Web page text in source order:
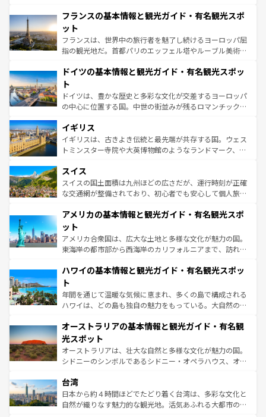
なお、新着のイタリア情報はコンテンツ一覧を参照してほ
しい。
文化が根付くこの国では、情熱的なフラメンコ、熱気あふ
れる闘牛、そして美味しいタパスが生活の一部となってい
る。首都マドリードの洗練された雰囲気や、バルセロナの
アートに溢れた街角から、地方では古代ローマ遺跡や中世
せる。地方によって風土や気候が異なるスペインはその個
ンテンツ一覧 を参照してほしい。
フランスの基本情報と観光ガイド・有名観光スポ
ット
フランスは、世界中の旅行者を魅了し続けるヨーロッパ屈
指の観光地だ。首都パリのエッフェル塔やルーブル美術館
で、幅広い魅力が詰まっている。華麗な宮殿、歴史的な大
聖堂、美しいビーチ、そして豊かな自然が、訪れる者を心
から魅了する。また、フランスは美食の国としても知ら
れ、フランス料理はユネスコ無形文化遺産にも登録されて
香り高いラベンダー畑など、多彩な楽しみ方が可能だ。さ
らに、パリ以外の地域にも魅力が溢れており、どの街角に
も豊かな歴史と文化が息づいている。パリ以外の個性あふ
を参照してほしい。
ドイツの基本情報と観光ガイド・有名観光スポッ
ト
ドイツは、豊かな歴史と多彩な文化が交差するヨーロッパ
の中心に位置する国。中世の街並みが残るロマンチック街
顔を持つこの国は、どこを歩いても飽きることがない。ベ
ルリンの文化的活気、バイエルン州のアルプスの絶景、そ
してライン川沿いのワイン畑といった風景は必見。ビール
は、お酒好きな人にはぜひ体験してほしい。 なお、新着の
ドイツ情報はコンテンツ一覧を参照してほしい。
イギリス
イギリスは、古きよき伝統と最先端が共存する国。ウェス
トミンスター寺院や大英博物館のようなランドマーク、歴
リアごとに異なる魅力がある。また、優雅なアフタヌーン
ティー、ビール好きにはたまらない英国パブ、サッカー観
戦など、本場だからこそできる体験も豊富。イギリスを旅
ンツ一覧を参照してほしい。
スイス
スイスの国土面積は九州ほどの広さだが、運行時刻が正確
な交通網が整備されており、初心者でも安心して個人旅行
の建物がそのまま残る町や、スイスならではのユニークな
博物館もあり、アルプス観光だけでなく町歩きも満喫する
ことができる。国民の所得が高いため物価も高いが、旅行
者向けの交通パス提供のサービスもあり、うまく活用すれ
着のスイス情報はコンテンツ一覧を参照してほしい。
アメリカの基本情報と観光ガイド・有名観光スポ
ット
アメリカ合衆国は、広大な土地と多様な文化が魅力の国。
東海岸の都市部から西海岸のカリフォルニアまで、訪れる
のような巨大都市は、観光、ショッピング、エンターテイ
ンメントが詰まった刺激的なスポットだ。一方、アメリカ
西部には大自然が広がり、グランドキャニオンやイエロー
ストーン国立公園といった絶景が堪能できる。さらに、南
文化が魅力。旅行者はアメリカの各地域で異なる魅力を楽
しみながら、その多様性と豊かな歴史を感じることができ
るだろう。車でのロードトリップや列車の旅も、アメリカ
ならではの贅沢な旅のスタイルだ。 なお、新着のアメリカ
情報は コンテンツ一覧 を参照してほしい。
ハワイの基本情報と観光ガイド・有名観光スポッ
ト
年間を通じて温暖な気候に恵まれ、多くの島で構成される
ハワイは、どの島も独自の魅力をもっている。大自然の神
ワイ島は見逃せない。また、定番の観光地といえばオアフ
島だが、静かな自然を求めるならマウイ島やカウアイ島が
おすすめ。エメラルドグリーンに輝く海をはじめ、豊かな
文化や歴史が息づいている。「アロハスピリット」と呼ば
人々、おいしいローカルフードやハワイアンミュージッ
ク、伝統的なフラダンスなど、すべてがハワイの魅力を彩
っている。訪れるたびに新しい発見と感動が待っているハ
オーストラリアの基本情報と観光ガイド・有名観
光スポット
オーストラリアは、壮大な自然と多様な文化が魅力の国。
シドニーのシンボルであるシドニー・オペラハウス、オー
リアリーフや大陸中央部にそびえるウルル（エアーズロッ
ク）、タスマニアの美しい原生林やケアンズの熱帯雨林な
ど、見どころがたくさん。また、カフェやワイン、オージ
台湾
日本から約４時間ほどでたどり着く台湾は、多彩な文化と
自然が織りなす魅力的な観光地。活気あふれる大都市の台